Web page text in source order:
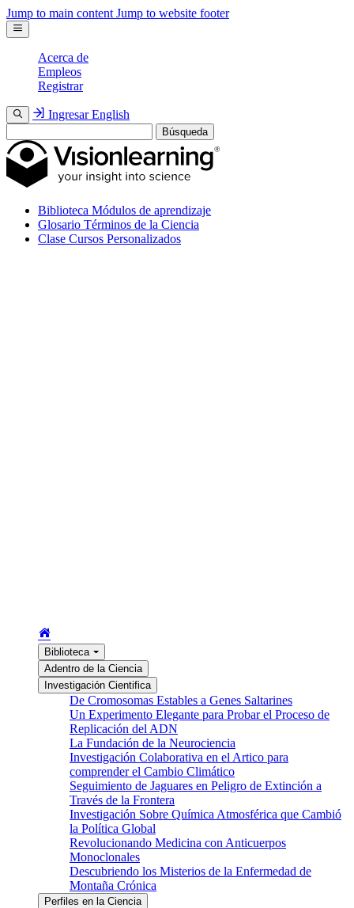
Jump to main content Jump to website footer
Acerca de
Empleos
Registrar
Ingresar English
Búsqueda
Biblioteca Módulos de aprendizaje
Glosario Términos de la Ciencia
Clase Cursos Personalizados
Biblioteca
Adentro de la Ciencia
Investigación Cientifica
De Cromosomas Estables a Genes Saltarines
Un Experimento Elegante para Probar el Proceso de
Replicación del ADN
La Fundación de la Neurociencia
Investigación Colaborativa en el Artico para
comprender el Cambio Climático
Seguimiento de Jaguares en Peligro de Extinción a
Través de la Frontera
Investigación Sobre Química Atmosférica que Cambió
la Política Global
Revolucionando Medicina con Anticuerpos
Monoclonales
Descubriendo los Misterios de la Enfermedad de
Montaña Crónica
Perfiles en la Ciencia